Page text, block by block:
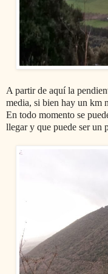
A partir de aquí la
media, si bien hay un km
En todo momento se
llegar y que puede ser un